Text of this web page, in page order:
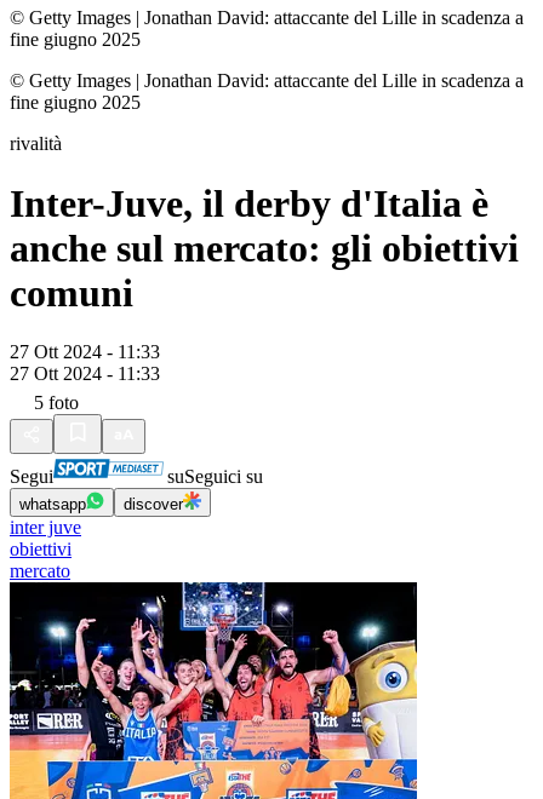
© Getty Images | Jonathan David: attaccante del Lille in scadenza a
fine giugno 2025
© Getty Images | Jonathan David: attaccante del Lille in scadenza a
fine giugno 2025
rivalità
Inter-Juve, il derby d'Italia è
anche sul mercato: gli obiettivi
comuni
27 Ott 2024 - 11:33
27 Ott 2024 - 11:33
5 foto
Segui suSeguici su
whatsapp discover
inter juve
obiettivi
mercato